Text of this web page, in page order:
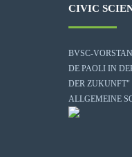
CIVIC
BVSC-
DE PAOLI IN
DER ZUKUNFT"
ALLGEMEINE